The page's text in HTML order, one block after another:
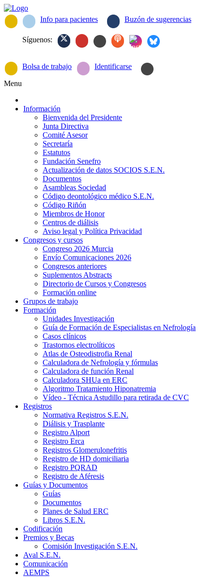
Info para pacientes Buzón de sugerencias
Síguenos:
Bolsa de trabajo Identificarse
Menu
Información
Bienvenida del Presidente
Junta Directiva
Comité Asesor
Secretaría
Estatutos
Fundación Senefro
Actualización de datos SOCIOS S.E.N.
Documentos
Asambleas Sociedad
Código deontológico médico S.E.N.
Código Riñón
Miembros de Honor
Centros de diálisis
Aviso legal y Política Privacidad
Congresos y cursos
Congreso 2026 Murcia
Envío Comunicaciones 2026
Congresos anteriores
Suplementos Abstracts
Directorio de Cursos y Congresos
Formación online
Grupos de trabajo
Formación
Unidades Investigación
Guía de Formación de Especialistas en Nefrología
Casos clínicos
Trastornos electrolíticos
Atlas de Osteodistrofia Renal
Calculadora de Nefrología y fórmulas
Calculadora de función Renal
Calculadora SHUa en ERC
Algoritmo Tratamiento Hiponatremia
Vídeo - Técnica Astudillo para retirada de CVC
Registros
Normativa Registros S.E.N.
Diálisis y Trasplante
Registro Alport
Registro Erca
Registros Glomerulonefritis
Registro de HD domiciliaria
Registro PQRAD
Registro de Aféresis
Guías y Documentos
Guías
Documentos
Planes de Salud ERC
Libros S.E.N.
Codificación
Premios y Becas
Comisión Investigación S.E.N.
Aval S.E.N.
Comunicación
AEMPS